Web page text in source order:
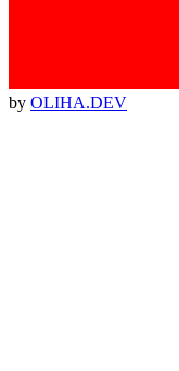
by OLIHA.DEV